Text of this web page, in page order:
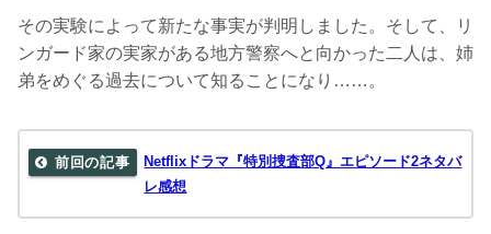
その実験によって新たな事実が判明しました。そして、リ
ンガード家の実家がある地方警察へと向かった二人は、姉
弟をめぐる過去について知ることになり……。
Netflixドラマ『特別捜査部Q』エピソード2ネタバ
レ感想